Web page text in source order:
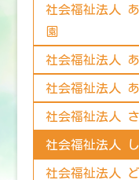
社会福祉法人
園
社会福祉法人
社会福祉法人
社会福祉法人
社会福祉法人
社会福祉法人